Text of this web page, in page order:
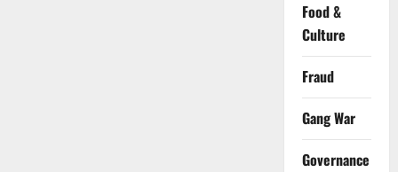
Food &
Culture
Fraud
Gang War
Governance